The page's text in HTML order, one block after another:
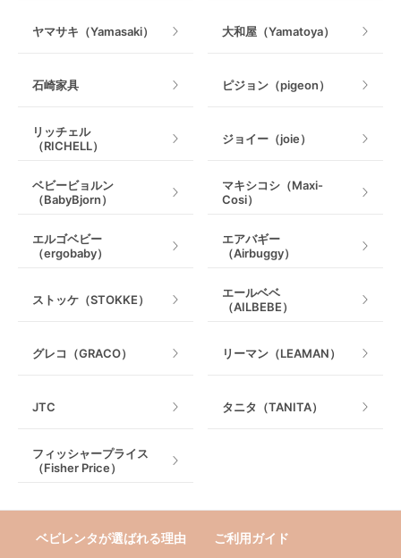
ヤマサキ（Yamasaki） 大和屋（Yamatoya）
石崎家具 ピジョン（pigeon）
リッチェル
（RICHELL）
ジョイー（joie）
ベビービョルン
（BabyBjorn）
マキシコシ（Maxi-
Cosi）
エルゴベビー
（ergobaby）
エアバギー
（Airbuggy）
ストッケ（STOKKE）
エールベベ
（AILBEBE）
グレコ（GRACO） リーマン（LEAMAN）
JTC タニタ（TANITA）
フィッシャープライス
（Fisher Price）
ベビレンタが選ばれる理由 ご利用ガイド